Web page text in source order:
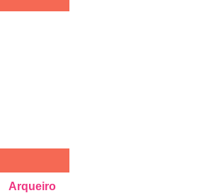
Arqueiro